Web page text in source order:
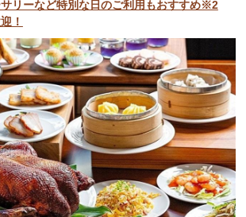
リーなど特別な日のご利用もおすすめ※2
！